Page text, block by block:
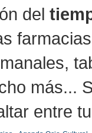
del
más...
entre